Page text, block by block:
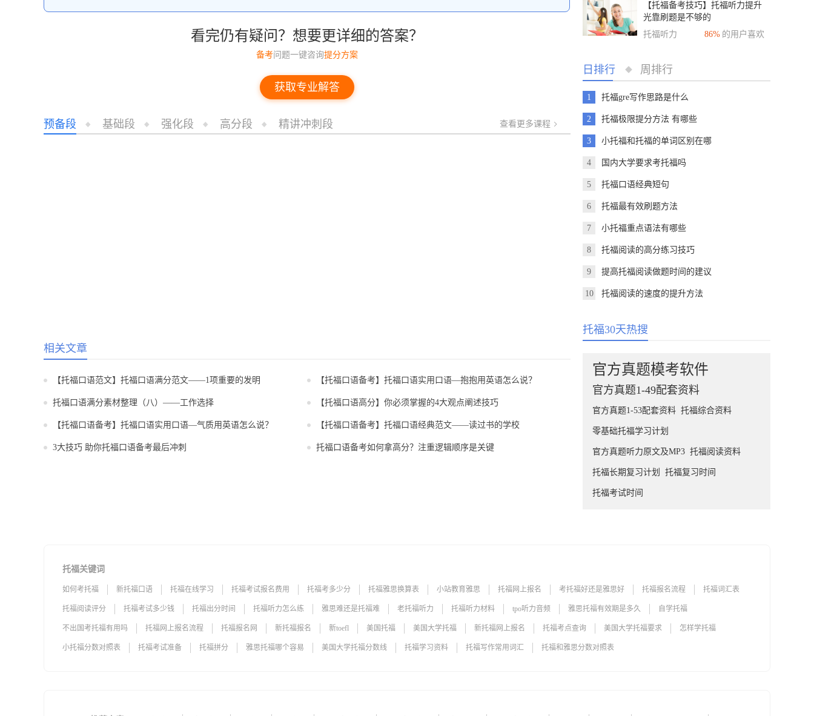
看完仍有疑问？想要更详细的答案？
备考问题一键咨询提分方案
获取专业解答
预备段 基础段 强化段 高分段 精讲冲刺段 查看更多课程
相关文章
【托福口语范文】托福口语满分范文——1项重要的发明 【托福口语备考】托福口语实用口语—抱抱用英语怎么说？
托福口语满分素材整理（八）——工作选择 【托福口语高分】你必须掌握的4大观点阐述技巧
【托福口语备考】托福口语实用口语—气质用英语怎么说？ 【托福口语备考】托福口语经典范文——读过书的学校
3大技巧 助你托福口语备考最后冲刺 托福口语备考如何拿高分？注重逻辑顺序是关键
【托福备考技巧】托福听力提升
光靠刷题是不够的
托福听力
86% 的用户喜欢
日排行 周排行
◆
1 托福gre写作思路是什么
2 托福极限提分方法 有哪些
3 小托福和托福的单词区别在哪
4 国内大学要求考托福吗
5 托福口语经典短句
6 托福最有效刷题方法
7 小托福重点语法有哪些
8 托福阅读的高分练习技巧
9 提高托福阅读做题时间的建议
10 托福阅读的速度的提升方法
托福30天热搜
官方真题模考软件
官方真题1-49配套资料
官方真题1-53配套资料 托福综合资料
零基础托福学习计划
官方真题听力原文及MP3 托福阅读资料
托福长期复习计划 托福复习时间
托福考试时间
托福关键词
如何考托福 新托福口语 托福在线学习 托福考试报名费用 托福考多少分 托福雅思换算表 小站教育雅思 托福网上报名 考托福好还是雅思好 托福报名流程 托福词汇表
托福阅读评分 托福考试多少钱 托福出分时间 托福听力怎么练 雅思难还是托福难 老托福听力 托福听力材料 tpo听力音频 雅思托福有效期是多久 自学托福
不出国考托福有用吗 托福网上报名流程 托福报名网 新托福报名 新toefl 美国托福 美国大学托福 新托福网上报名 托福考点查询 美国大学托福要求 怎样学托福
小托福分数对照表 托福考试准备 托福拼分 雅思托福哪个容易 美国大学托福分数线 托福学习资料 托福写作常用词汇 托福和雅思分数对照表